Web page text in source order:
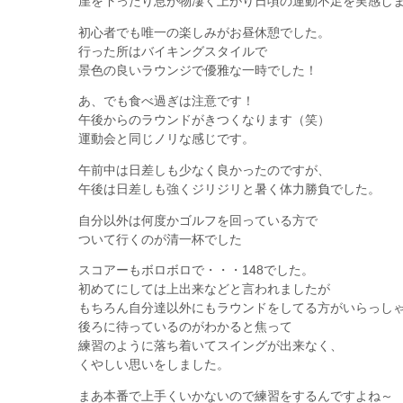
初心者でも唯一の楽しみがお昼休憩でした。
行った所はバイキングスタイルで
景色の良いラウンジで優雅な一時でした！
あ、でも食べ過ぎは注意です！
午後からのラウンドがきつくなります（笑）
運動会と同じノリな感じです。
午前中は日差しも少なく良かったのですが、
午後は日差しも強くジリジリと暑く体力勝負でした。
自分以外は何度かゴルフを回っている方で
ついて行くのが清一杯でした
スコアーもボロボロで・・・148でした。
初めてにしては上出来などと言われましたが
もちろん自分達以外にもラウンドをしてる方がいらっし
後ろに待っているのがわかると焦って
練習のように落ち着いてスイングが出来なく、
くやしい思いをしました。
まあ本番で上手くいかないので練習をするんですよね～